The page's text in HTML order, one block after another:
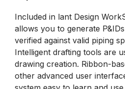
Included in lant Design
allows you to generate
verified against valid piping
Intelligent drafting tools are
drawing creation. Ribbon-
other advanced user